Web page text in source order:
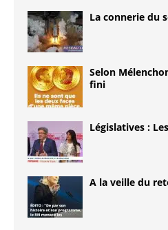
La connerie du
Selon
fini
Législatives :
A la veille du